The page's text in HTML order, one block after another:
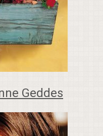
Geddes